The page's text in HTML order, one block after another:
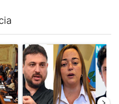
el título "Qué queda de la ley de
Un artículo de tendencia con